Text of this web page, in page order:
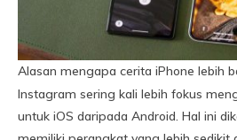
Alasan mengapa cerita iPhone lebih
Instagram sering kali lebih fokus
untuk iOS daripada Android. Hal ini